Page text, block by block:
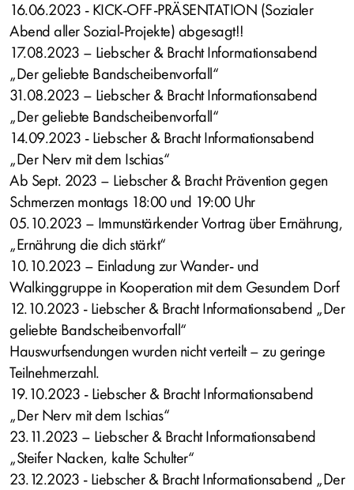
16.06.2023 - KICK-OFF-PRÄSENTATION (Sozialer
Abend aller Sozial-Projekte) abgesagt!!
17.08.2023 – Liebscher & Bracht Informationsabend
„Der geliebte Bandscheibenvorfall“
31.08.2023 – Liebscher & Bracht Informationsabend
„Der geliebte Bandscheibenvorfall“
14.09.2023 - Liebscher & Bracht Informationsabend
„Der Nerv mit dem Ischias“
Ab Sept. 2023 – Liebscher & Bracht Prävention gegen
Schmerzen montags 18:00 und 19:00 Uhr
05.10.2023 – Immunstärkender Vortrag über Ernährung,
„Ernährung die dich stärkt“
10.10.2023 – Einladung zur Wander- und
Walkinggruppe in Kooperation mit dem Gesundem Dorf
12.10.2023 - Liebscher & Bracht Informationsabend „Der
geliebte Bandscheibenvorfall“
Hauswurfsendungen wurden nicht verteilt – zu geringe
Teilnehmerzahl.
19.10.2023 - Liebscher & Bracht Informationsabend
„Der Nerv mit dem Ischias“
23.11.2023 – Liebscher & Bracht Informationsabend
„Steifer Nacken, kalte Schulter“
23.12.2023 - Liebscher & Bracht Informationsabend „Der